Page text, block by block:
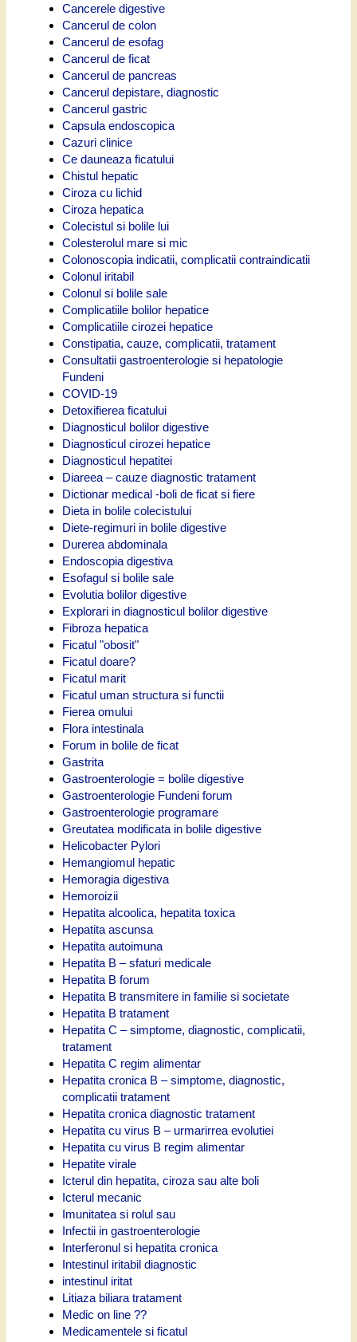
Cancerele digestive
Cancerul de colon
Cancerul de esofag
Cancerul de ficat
Cancerul de pancreas
Cancerul depistare, diagnostic
Cancerul gastric
Capsula endoscopica
Cazuri clinice
Ce dauneaza ficatului
Chistul hepatic
Ciroza cu lichid
Ciroza hepatica
Colecistul si bolile lui
Colesterolul mare si mic
Colonoscopia indicatii, complicatii contraindicatii
Colonul iritabil
Colonul si bolile sale
Complicatiile bolilor hepatice
Complicatiile cirozei hepatice
Constipatia, cauze, complicatii, tratament
Consultatii gastroenterologie si hepatologie
Fundeni
COVID-19
Detoxifierea ficatului
Diagnosticul bolilor digestive
Diagnosticul cirozei hepatice
Diagnosticul hepatitei
Diareea – cauze diagnostic tratament
Dictionar medical -boli de ficat si fiere
Dieta in bolile colecistului
Diete-regimuri in bolile digestive
Durerea abdominala
Endoscopia digestiva
Esofagul si bolile sale
Evolutia bolilor digestive
Explorari in diagnosticul bolilor digestive
Fibroza hepatica
Ficatul "obosit"
Ficatul doare?
Ficatul marit
Ficatul uman structura si functii
Fierea omului
Flora intestinala
Forum in bolile de ficat
Gastrita
Gastroenterologie = bolile digestive
Gastroenterologie Fundeni forum
Gastroenterologie programare
Greutatea modificata in bolile digestive
Helicobacter Pylori
Hemangiomul hepatic
Hemoragia digestiva
Hemoroizii
Hepatita alcoolica, hepatita toxica
Hepatita ascunsa
Hepatita autoimuna
Hepatita B – sfaturi medicale
Hepatita B forum
Hepatita B transmitere in familie si societate
Hepatita B tratament
Hepatita C – simptome, diagnostic, complicatii,
tratament
Hepatita C regim alimentar
Hepatita cronica B – simptome, diagnostic,
complicatii tratament
Hepatita cronica diagnostic tratament
Hepatita cu virus B – urmarirrea evolutiei
Hepatita cu virus B regim alimentar
Hepatite virale
Icterul din hepatita, ciroza sau alte boli
Icterul mecanic
Imunitatea si rolul sau
Infectii in gastroenterologie
Interferonul si hepatita cronica
Intestinul iritabil diagnostic
intestinul iritat
Litiaza biliara tratament
Medic on line ??
Medicamentele si ficatul